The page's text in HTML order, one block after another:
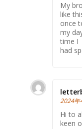
My
like
once
my
time I
had
2024年
Hi to
keen